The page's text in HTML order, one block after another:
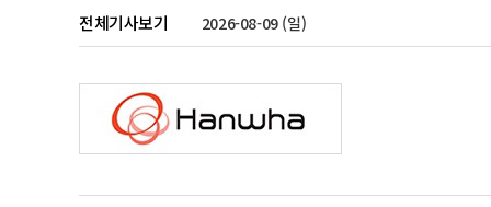
전체기사보기 2026-08-09 (일)